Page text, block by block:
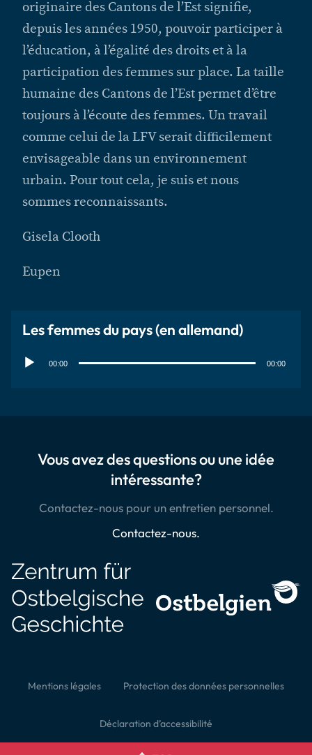
originaire des Cantons de l’Est signifie,
depuis les années 1950, pouvoir participer à
l’éducation, à l’égalité des droits et à la
participation des femmes sur place. La taille
humaine des Cantons de l’Est permet d’être
toujours à l’écoute des femmes. Un travail
comme celui de la LFV serait difficilement
envisageable dans un environnement
urbain. Pour tout cela, je suis et nous
sommes reconnaissants.
Gisela Clooth
Eupen
Les femmes du pays (en allemand)
audio
00:00 00:00
Vous avez des questions ou une idée
intéressante?
Contactez-nous pour un entretien personnel.
Contactez-nous.
Mentions légales Protection des données personnelles
Déclaration d’accessibilité